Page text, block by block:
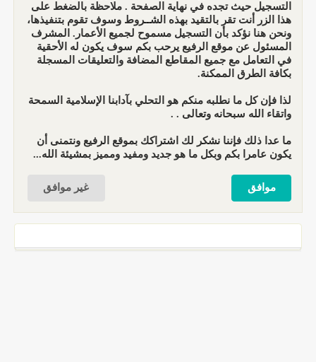
التسجيل حيث تجده في نهاية الصفحة . ملاحظة بالضغط على
هذا الزر أنت تقر بالتقيد بهذه الشــروط وسوف تقوم بتنفيذها،
ونحن هنا نؤكد بأن التسجيل مسموح لجميع الأعمار. المشرف
المسئول عن موقع الرفيع يرحب بكم سوف يكون له الأحقية
في التعامل مع جميع المقاطع المضافة والتعليقات المسجلة
بكافة الطرق الممكنة.
لذا فإن كل ما نطلبه منكم هو التحلي بآدابنا الإسلامية السمحة
واتقاء الله سبحانه وتعالى . .
ما عدا ذلك فإننا نشكر لك اشتراكك بموقع الرفيع ونتمنى أن
يكون عامرا بكم وبكل ما هو جديد ومفيد ومميز بمشيئة الله...